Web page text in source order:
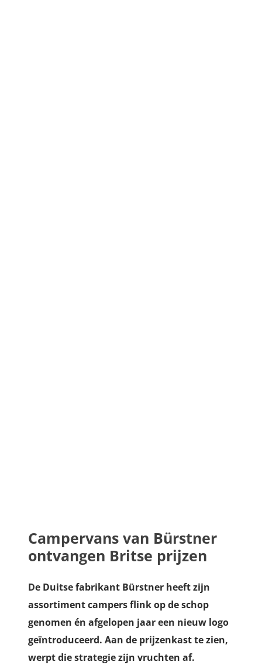
Campervans van Bürstner
ontvangen Britse prijzen
De Duitse fabrikant Bürstner heeft zijn
assortiment campers flink op de schop
genomen én afgelopen jaar een nieuw logo
geïntroduceerd. Aan de prijzenkast te zien,
werpt die strategie zijn vruchten af.